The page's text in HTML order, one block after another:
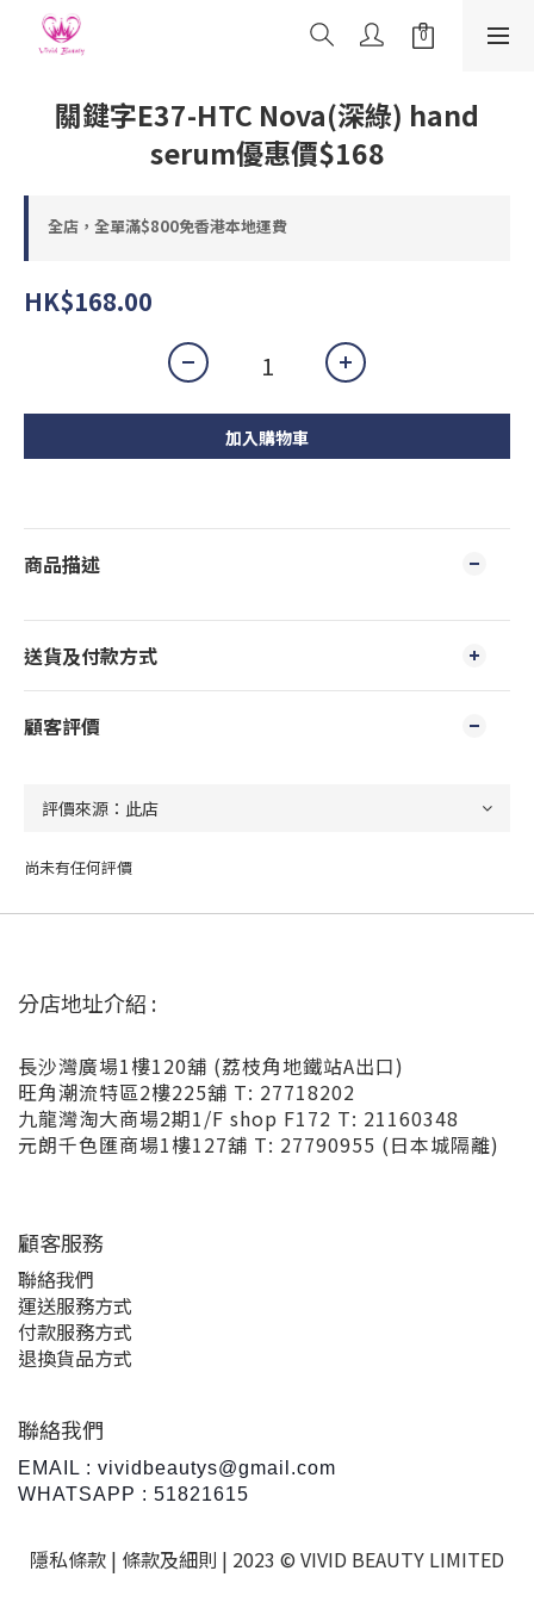
關鍵字E37-HTC Nova(深綠) hand
serum優惠價$168
全店，全單滿$800免香港本地運費
HK$168.00
加入購物車
商品描述
送貨及付款方式
顧客評價
尚未有任何評價
分店地址介紹 :
長沙灣廣場1樓120舖 (荔枝角地鐵站A出口)
旺角潮流特區2樓225舖 T: 27718202
九龍灣淘大商場2期1/F shop F172 T: 21160348
元朗千色匯商場1樓127舖 T: 27790955 (日本城隔離)
顧客服務
聯絡我們
運送服務方式
付款服務方式
退換貨品方式
聯絡我們
EMAIL : vividbeautys@gmail.com
WHATSAPP : 51821615
隱私條款 | 條款及細則 | 2023 © VIVID BEAUTY LIMITED